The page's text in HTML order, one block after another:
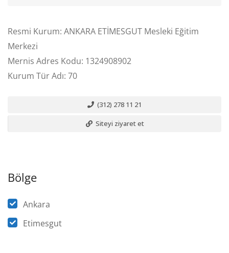
Resmi Kurum: ANKARA ETİMESGUT Mesleki Eğitim
Merkezi
Mernis Adres Kodu: 1324908902
Kurum Tür Adı: 70
(312) 278 11 21
Siteyi ziyaret et
Bölge
Ankara
Etimesgut